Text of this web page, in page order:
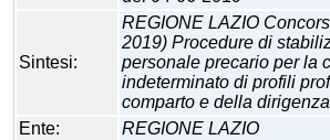
Sintesi:
REGIONE LAZIO
2019) Procedure di
personale precario per la
indeterminato di profili
comparto e della
Ente:
REGIONE LAZIO